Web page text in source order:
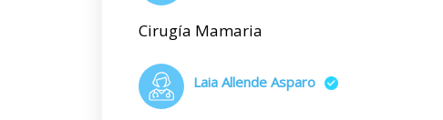
Cirugía Mamaria
Laia Allende Asparo